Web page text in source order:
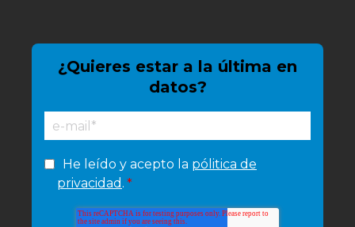
¿Quieres estar a la última en
datos?
He leído y acepto la pólitica de
privacidad . *